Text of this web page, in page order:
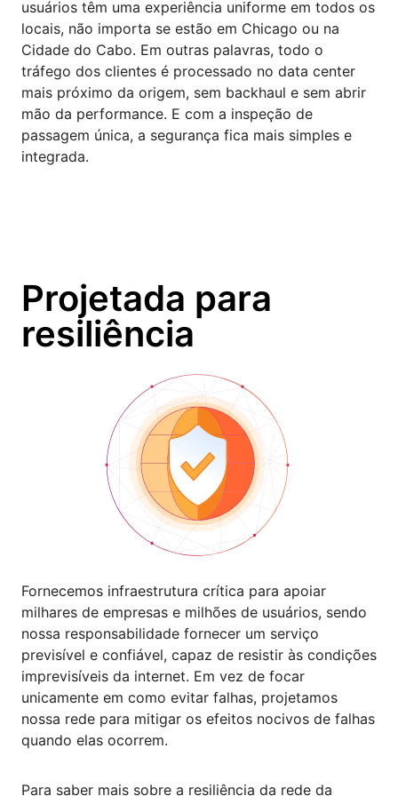
usuários têm uma experiência uniforme em todos os
locais, não importa se estão em Chicago ou na
Cidade do Cabo. Em outras palavras, todo o
tráfego dos clientes é processado no data center
mais próximo da origem, sem backhaul e sem abrir
mão da performance. E com a inspeção de
passagem única, a segurança fica mais simples e
integrada.
Projetada para
resiliência
Fornecemos infraestrutura crítica para apoiar
milhares de empresas e milhões de usuários, sendo
nossa responsabilidade fornecer um serviço
previsível e confiável, capaz de resistir às condições
imprevisíveis da internet. Em vez de focar
unicamente em como evitar falhas, projetamos
nossa rede para mitigar os efeitos nocivos de falhas
quando elas ocorrem.
Para saber mais sobre a resiliência da rede da